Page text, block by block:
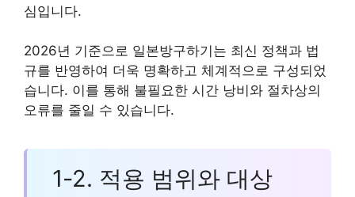
심입니다.
2026년 기준으로 일본방구하기는 최신 정책과 법
규를 반영하여 더욱 명확하고 체계적으로 구성되었
습니다. 이를 통해 불필요한 시간 낭비와 절차상의
오류를 줄일 수 있습니다.
1-2. 적용 범위와 대상